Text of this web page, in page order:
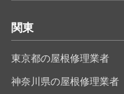
関東
東京都の屋根修理業者
神奈川県の屋根修理業者